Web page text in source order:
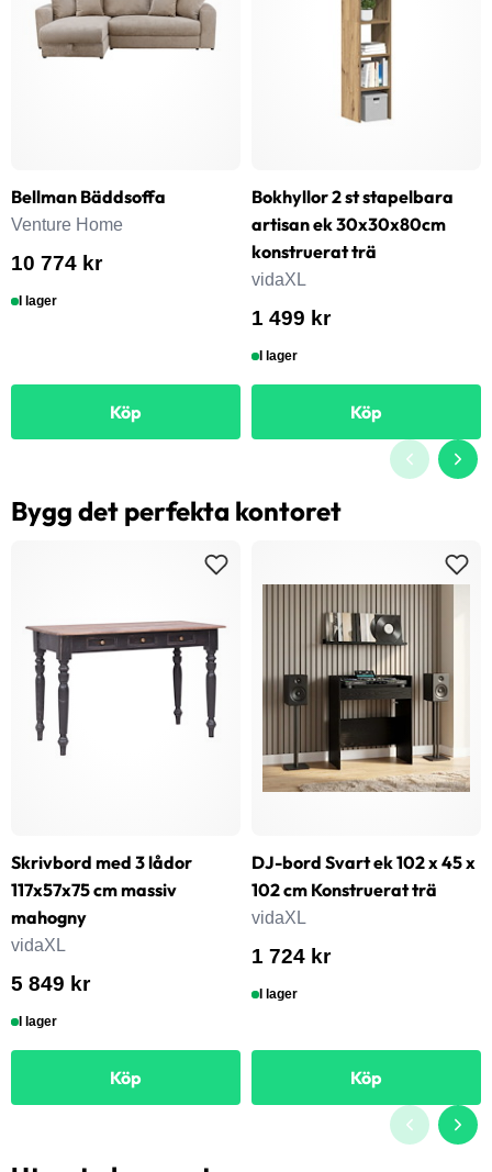
Bellman Bäddsoffa
Venture Home
10 774 kr
I lager
Köp
Bokhyllor 2 st stapelbara
artisan ek 30x30x80cm
konstruerat trä
vidaXL
1 499 kr
I lager
Köp
Bygg det perfekta kontoret
Skrivbord med 3 lådor
117x57x75 cm massiv
mahogny
vidaXL
5 849 kr
I lager
Köp
DJ-bord Svart ek 102 x 45 x
102 cm Konstruerat trä
vidaXL
1 724 kr
I lager
Köp